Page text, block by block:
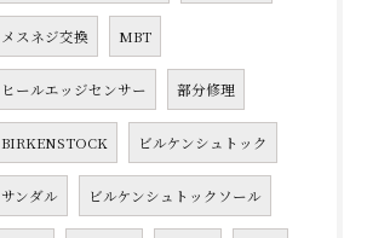
メスネジ交換 MBT
ヒールエッジセンサー 部分修理
BIRKENSTOCK ビルケンシュトック
サンダル ビルケンシュトックソール